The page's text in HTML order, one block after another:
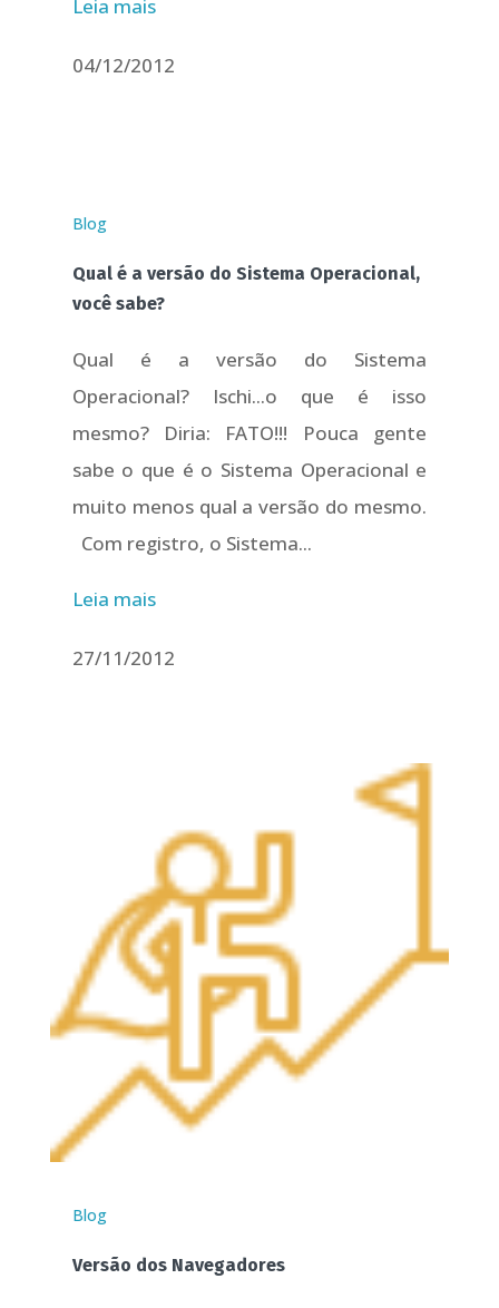
Leia mais
04/12/2012
Blog
Qual é a versão do Sistema Operacional,
você sabe?
Qual é a versão do Sistema
Operacional? Ischi...o que é isso
mesmo? Diria: FATO!!! Pouca gente
sabe o que é o Sistema Operacional e
muito menos qual a versão do mesmo.
Com registro, o Sistema...
Leia mais
27/11/2012
Blog
Versão dos Navegadores